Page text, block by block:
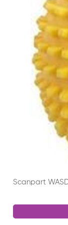
Scanpart